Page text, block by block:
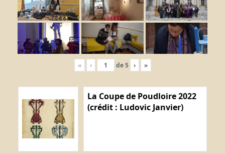
« ‹ de5 › »
La Coupe de Poudloire 2022
(crédit : Ludovic Janvier)